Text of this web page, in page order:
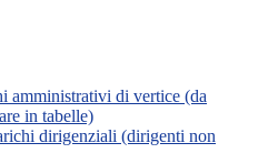
amministrativi di vertice (da
in tabelle)
dirigenziali (dirigenti non